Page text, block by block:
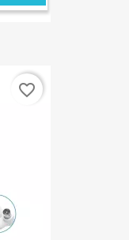
favorite_border